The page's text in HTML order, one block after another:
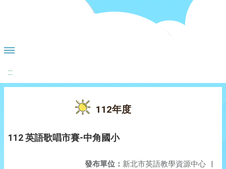
:::
112年度
112 英語歌唱市賽-中角國小
發布單位： 新北市英語教學資源中心 |